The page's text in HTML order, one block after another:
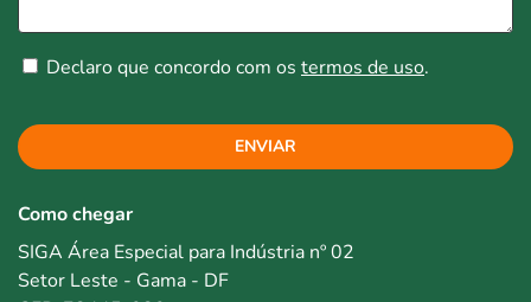
Declaro que concordo com os termos de uso.
ENVIAR
Como chegar
SIGA Área Especial para Indústria nº 02
Setor Leste - Gama - DF